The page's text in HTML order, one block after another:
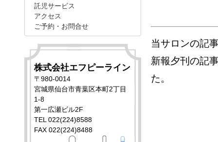
当サロンの記
新報夕刊の記
た。
託児サービス
アクセス
ご予約・お問合せ
株式会社エフピーライン
〒980-0014
宮城県仙台市青葉区本町2丁目
1-8
第一広瀬ビル2F
TEL 022(224)8588
FAX 022(224)8488